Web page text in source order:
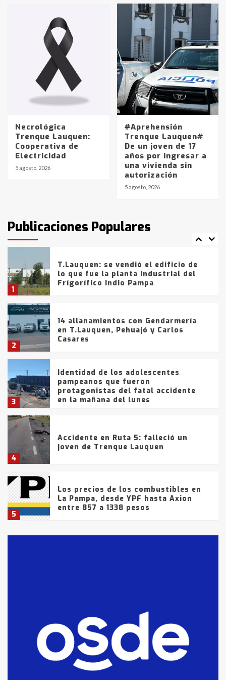
Necrológica
Trenque Lauquen:
Cooperativa de
Electricidad
5 agosto, 2026
#Aprehensión
Trenque Lauquen#
De un joven de 17
años por ingresar a
una vivienda sin
autorización
5 agosto, 2026
Publicaciones Populares
en la mañana del lunes
Accidente en Ruta 5: falleció un
joven de Trenque Lauquen
Los precios de los combustibles en
La Pampa, desde YPF hasta Axion
entre 857 a 1338 pesos
La Bolsa de Cereales de Bahía
Blanca anticipa que Agosto vendrá
con lluvias y heladas, en gran parte
fueron detenidos por
comercialización de drogas en la
tarde del sábado
1
T.Lauquen: se vendió el edificio de
lo que fue la planta Industrial del
Frígorífico Indio Pampa
2
14 allanamientos con Gendarmería
en T.Lauquen, Pehuajó y Carlos
Casares
3
Identidad de los adolescentes
pampeanos que fueron
protagonistas del fatal accidente
en la mañana del lunes
4
Accidente en Ruta 5: falleció un
joven de Trenque Lauquen
5
Los precios de los combustibles en
La Pampa, desde YPF hasta Axion
entre 857 a 1338 pesos
fueron detenidos por
comercialización de drogas en la
tarde del sábado
T.Lauquen: se vendió el edificio de
lo que fue la planta Industrial del